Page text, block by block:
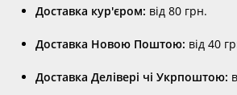
Доставка кур'єром: від 80 грн.
Доставка Новою Поштою: від 40
Доставка Делівері чі Укрпоштою: